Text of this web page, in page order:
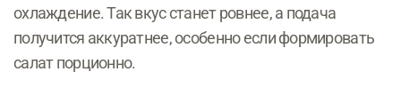
охлаждение. Так вкус станет ровнее, а подача
получится аккуратнее, особенно если формировать
салат порционно.